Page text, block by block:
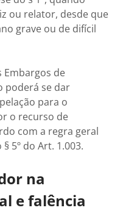
ou relator, desde que
grave ou de difícil
Embargos de
poderá se dar
para o
o recurso de
com a regra geral
5º do Art. 1.003.
na
e falência